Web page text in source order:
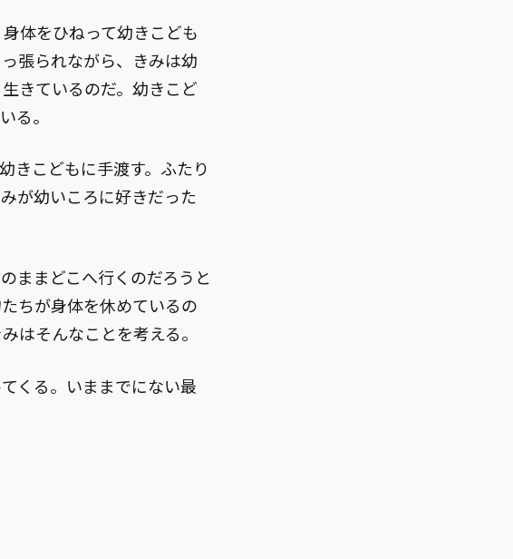
体をひねって幼きこども
張られながら、きみは幼
きているのだ。幼きこど
る。
きこどもに手渡す。ふたり
が幼いころに好きだった
ままどこへ行くのだろうと
ちが身体を休めているの
はそんなことを考える。
くる。いままでにない最